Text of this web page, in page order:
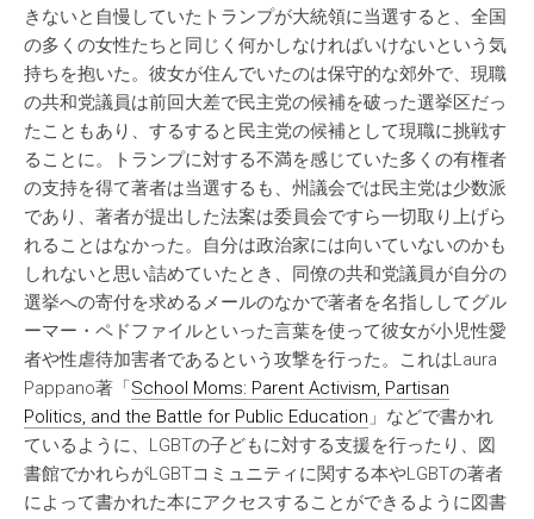
きないと自慢していたトランプが大統領に当選すると、全国
の多くの女性たちと同じく何かしなければいけないという気
持ちを抱いた。彼女が住んでいたのは保守的な郊外で、現職
の共和党議員は前回大差で民主党の候補を破った選挙区だっ
たこともあり、するすると民主党の候補として現職に挑戦す
ることに。トランプに対する不満を感じていた多くの有権者
の支持を得て著者は当選するも、州議会では民主党は少数派
であり、著者が提出した法案は委員会ですら一切取り上げら
れることはなかった。自分は政治家には向いていないのかも
しれないと思い詰めていたとき、同僚の共和党議員が自分の
選挙への寄付を求めるメールのなかで著者を名指ししてグル
ーマー・ペドファイルといった言葉を使って彼女が小児性愛
者や性虐待加害者であるという攻撃を行った。これはLaura
Pappano著「School Moms: Parent Activism, Partisan
Politics, and the Battle for Public Education 」などで書かれ
ているように、LGBTの子どもに対する支援を行ったり、図
書館でかれらがLGBTコミュニティに関する本やLGBTの著者
によって書かれた本にアクセスすることができるように図書